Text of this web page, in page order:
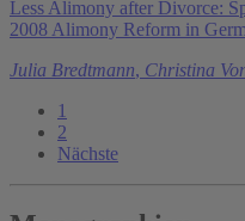
Less Alimony after Divorce:
2008 Alimony Reform in
Julia Bredtmann, Christina
1
2
Nächste